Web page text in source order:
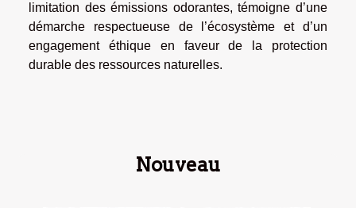
limitation des émissions odorantes, témoigne d’une
démarche respectueuse de l’écosystème et d’un
engagement éthique en faveur de la protection
durable des ressources naturelles.
Nouveau